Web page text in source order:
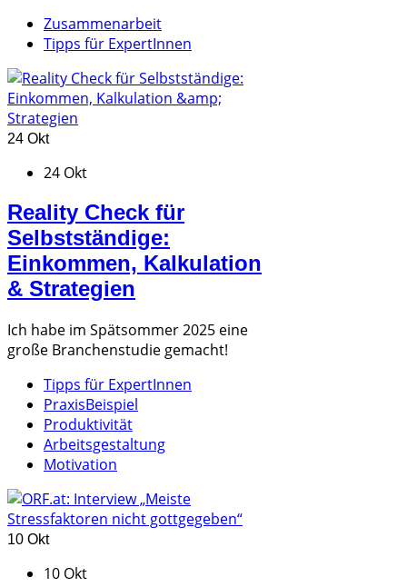
Zusammenarbeit
Tipps für ExpertInnen
24 Okt
24 Okt
Reality Check für
Selbstständige:
Einkommen, Kalkulation
& Strategien
Ich habe im Spätsommer 2025 eine
große Branchenstudie gemacht!
Tipps für ExpertInnen
PraxisBeispiel
Produktivität
Arbeitsgestaltung
Motivation
10 Okt
10 Okt